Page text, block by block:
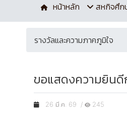
หน้าหลัก สหกิจศึก
รางวัลและความภาคภูมิใจ
ขอแสดงความยิน
26 มี.ค. 69 / 245